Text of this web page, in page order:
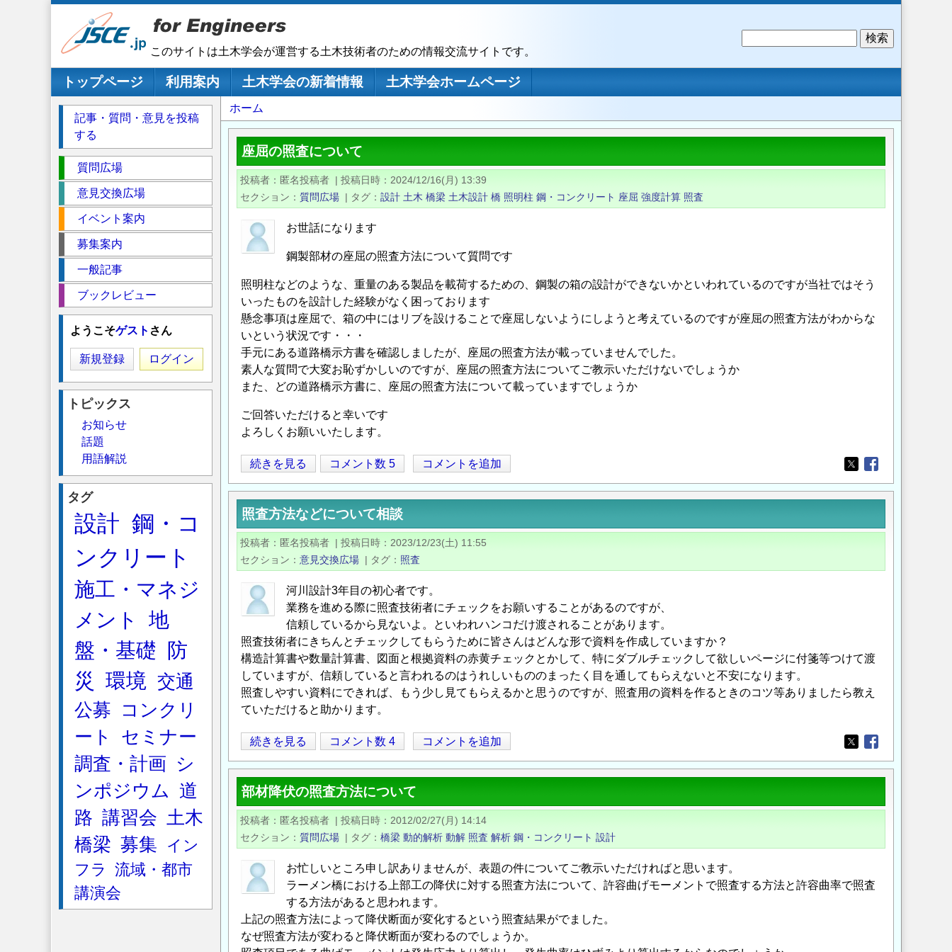
このサイトは土木学会が運営する土木技術者のための情報交流サイトです。
メインナビゲーション
トップページ 利用案内 土木学会の新着情報
土木学会ホームページ
パ
ン
ず
ホーム
座屈の照査について
投稿者 匿名投稿者 | 投稿日時
2024/12/16(月) 13:39
セクション
質問広場 | タグ 設計 土木 橋梁 土木設計 橋 照明柱 鋼・コンクリート 座屈 強度計算 照査
お世話になります
鋼製部材の座屈の照査方法について質問です
照明柱などのような、重量のある製品を載荷するための、鋼製の箱の設計ができないかといわれているのですが当社ではそう
いったものを設計した経験がなく困っております
懸念事項は座屈で、箱の中にはリブを設けることで座屈しないようにしようと考えているのですが座屈の照査方法がわからな
いという状況です・・・
手元にある道路橋示方書を確認しましたが、座屈の照査方法が載っていませんでした。
素人な質問で大変お恥ずかしいのですが、座屈の照査方法についてご教示いただけないでしょうか
また、どの道路橋示方書に、座屈の照査方法について載っていますでしょうか
ご回答いただけると幸いです
よろしくお願いいたします。
座
屈
の
照
査
つ
い
て
続きを見る コメント数 5 コメントを追加
Opens in a new
Opens in a new
照査方法などについて相談
投稿者 匿名投稿者 | 投稿日時
2023/12/23(土) 11:55
セクション
意見交換広場 | タグ 照査
河川設計3年目の初心者です。
業務を進める際に照査技術者にチェックをお願いすることがあるのですが、
信頼しているから見ないよ。といわれハンコだけ渡されることがあります。
照査技術者にきちんとチェックしてもらうために皆さんはどんな形で資料を作成していますか？
構造計算書や数量計算書、図面と根拠資料の赤黄チェックとかして、特にダブルチェックして欲しいページに付箋等つけて渡
していますが、信頼していると言われるのはうれしいもののまったく目を通してもらえないと不安になります。
照査しやすい資料にできれば、もう少し見てもらえるかと思うのですが、照査用の資料を作るときのコツ等ありましたら教え
ていただけると助かります。
照
査
方
法
な
に
つ
い
相
談
続きを見る コメント数 4 コメントを追加
Opens in a new
Opens in a new
部材降伏の照査方法について
投稿者 匿名投稿者 | 投稿日時
2012/02/27(月) 14:14
セクション
質問広場 | タグ 橋梁 動的解析 動解 照査 解析 鋼・コンクリート 設計
お忙しいところ申し訳ありませんが、表題の件についてご教示いただければと思います。
ラーメン橋における上部工の降伏に対する照査方法について、許容曲げモーメントで照査する方法と許容曲率で照査
する方法があると思われます。
上記の照査方法によって降伏断面が変化するという照査結果がでました。
なぜ照査方法が変わると降伏断面が変わるのでしょうか。
記事・質問・意見を投稿
する
ク
シ
質問広場
意見交換広場
イベント案内
募集案内
一般記事
ブックレビュー
ようこそゲスト さん
新規登録 ログイン
トピックス
お知らせ
話題
用語解説
タグ
設計 鋼・コ
ンクリート
施工・マネジ
メント
地
盤・基礎
防
災
環境 交通
公募
コンクリ
ート
セミナー
調査・計画
シ
ンポジウム 道
路 講習会 土木
橋梁 募集
イン
フラ
流域・都市
講演会